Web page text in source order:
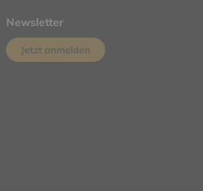
Newsletter
Jetzt anmelden